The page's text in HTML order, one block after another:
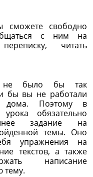
сможете свободно
с ним на
читать
не было бы так
бы вы не работали
дома. Поэтому в
обязательно
задание на
темы. Оно
упражнения на
текстов, а также
написание
тему.